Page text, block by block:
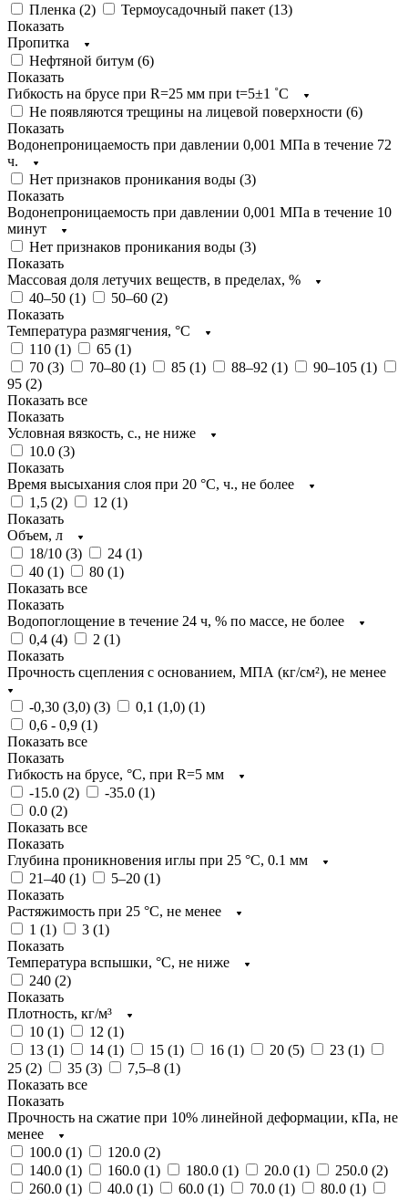
Пленка (2) Термоусадочный пакет (13)
Показать
Пропитка
Нефтяной битум (6)
Показать
Гибкость на брусе при R=25 мм при t=5±1 ˚С
Не появляются трещины на лицевой поверхности (6)
Показать
Водонепроницаемость при давлении 0,001 МПа в течение 72
ч.
Нет признаков проникания воды (3)
Показать
Водонепроницаемость при давлении 0,001 МПа в течение 10
минут
Нет признаков проникания воды (3)
Показать
Массовая доля летучих веществ, в пределах, %
40–50 (1) 50–60 (2)
Показать
Температура размягчения, °С
110 (1) 65 (1)
70 (3) 70–80 (1) 85 (1) 88–92 (1) 90–105 (1)
95 (2)
Показать все
Показать
Условная вязкость, с., не ниже
10.0 (3)
Показать
Время высыхания слоя при 20 °С, ч., не более
1,5 (2) 12 (1)
Показать
Объем, л
18/10 (3) 24 (1)
40 (1) 80 (1)
Показать все
Показать
Водопоглощение в течение 24 ч, % по массе, не более
0,4 (4) 2 (1)
Показать
Прочность сцепления с основанием, МПА (кг/см²), не менее
-0,30 (3,0) (3) 0,1 (1,0) (1)
0,6 - 0,9 (1)
Показать все
Показать
Гибкость на брусе, °С, при R=5 мм
-15.0 (2) -35.0 (1)
0.0 (2)
Показать все
Показать
Глубина проникновения иглы при 25 °C, 0.1 мм
21–40 (1) 5–20 (1)
Показать
Растяжимость при 25 °C, не менее
1 (1) 3 (1)
Показать
Температура вспышки, °C, не ниже
240 (2)
Показать
Плотность, кг/м³
10 (1) 12 (1)
13 (1) 14 (1) 15 (1) 16 (1) 20 (5) 23 (1)
25 (2) 35 (3) 7,5–8 (1)
Показать все
Показать
Прочность на сжатие при 10% линейной деформации, кПа, не
менее
100.0 (1) 120.0 (2)
140.0 (1) 160.0 (1) 180.0 (1) 20.0 (1) 250.0 (2)
260.0 (1) 40.0 (1) 60.0 (1) 70.0 (1) 80.0 (1)